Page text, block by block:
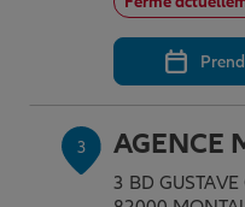
3 AGENCE
3 BD